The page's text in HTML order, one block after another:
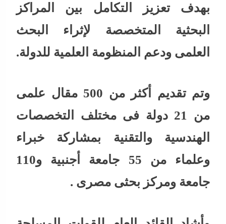
بهدف تعزيز التكامل بين المراكز
البحثية المتخصصة لإثراء البحث
العلمى ودعم المنظومة العلمية للدولة.
وتم تقديم أكثر من 500 مقال علمى
من 21 دولة فى مختلف التخصصات
الهندسية والتقنية بمشاركة خبراء
وعلماء من 55 جامعة أجنبية و110
جامعة ومركز بحثى مصرى .